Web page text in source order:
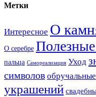
Метки
Интересное О
О серебре
пальца Самореализация Уход
символов
украшений